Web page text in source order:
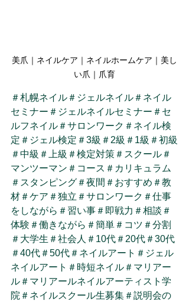
美爪｜ネイルケア｜ネイルホームケア｜美し
い爪｜爪育
＃札幌ネイル＃ジェルネイル＃ネイル
セミナー ＃ジェルネイルセミナー ＃セ
ルフネイル＃サロンワーク ＃ネイル検
定 ＃ジェル検定 ＃3級 ＃2級 ＃1級 ＃初級
＃中級 ＃上級 ＃検定対策＃スクール＃
マンツーマン ＃コース ＃カリキュラム
＃スタンピング＃夜間 ＃おすすめ ＃教
材＃ケア ＃独立 ＃サロンワーク ＃仕事
をしながら ＃習い事＃即戦力 ＃相談 ＃
体験 ＃働きながら ＃簡単＃コツ ＃分割
＃大学生 ＃社会人 ＃10代＃20代＃30代
＃40代＃50代＃ネイルアート ＃ジェル
ネイルアート ＃時短ネイル＃マリアー
ル＃マリアールネイルアーティスト学
院 ＃ネイルスクール生募集＃説明会の